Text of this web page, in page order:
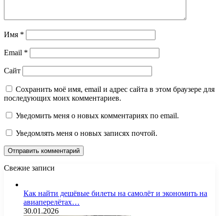
Имя *
Email *
Сайт
Сохранить моё имя, email и адрес сайта в этом браузере для
последующих моих комментариев.
Уведомить меня о новых комментариях по email.
Уведомлять меня о новых записях почтой.
Свежие записи
Как найти дешёвые билеты на самолёт и экономить на
авиаперелётах…
30.01.2026